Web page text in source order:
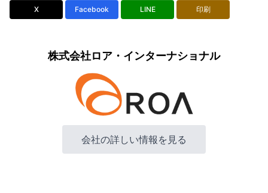
X Facebook LINE 印刷
株式会社ロア・インターナショナル
会社の詳しい情報を見る